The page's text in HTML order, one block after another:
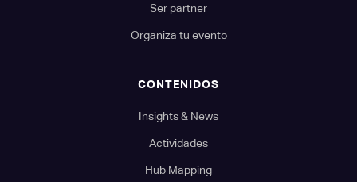
Ser partner
Organiza tu evento
CONTENIDOS
Insights & News
Actividades
Hub Mapping